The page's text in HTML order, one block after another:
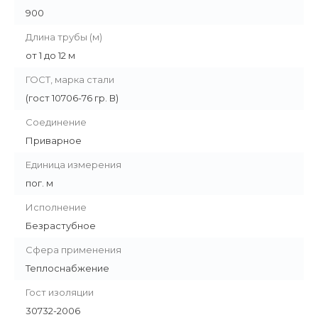
900
Длина трубы (м)
от 1 до 12 м
ГОСТ, марка стали
(гост 10706-76 гр. В)
Соединение
Приварное
Единица измерения
пог. м
Исполнение
Безрастубное
Сфера применения
Теплоснабжение
Гост изоляции
30732-2006